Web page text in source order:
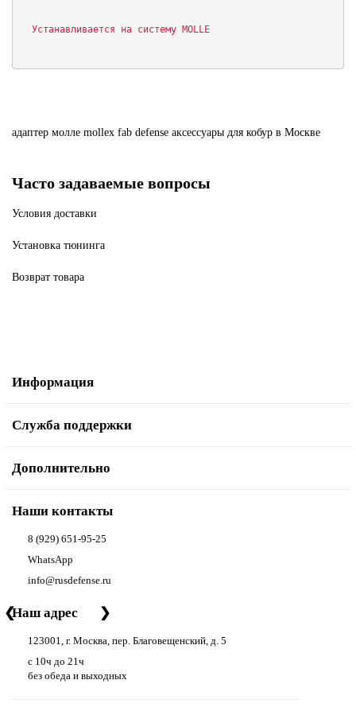
  Устанавливается на систему MOLLE
адаптер молле mollex fab defense аксессуары для кобур в Москве
Часто задаваемые вопросы
Условия доставки
Установка тюнинга
Возврат товара
Информация
Служба поддержки
Дополнительно
Наши контакты
8 (929) 651-95-25
WhatsApp
info@rusdefense.ru
❮Наш адрес ❯
123001, г. Москва, пер. Благовещенский, д. 5
с 10ч до 21ч
без обеда и выходных